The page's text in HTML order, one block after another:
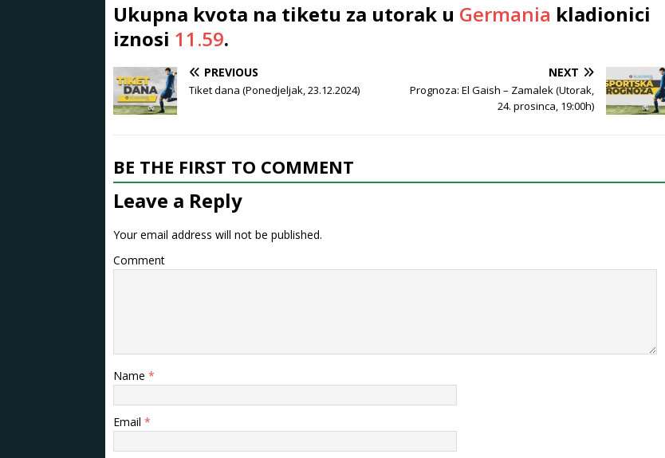
Ukupna kvota na tiketu za utorak u Germania kladionici
iznosi 11.59.
PREVIOUS
Tiket dana (Ponedjeljak, 23.12.2024)
NEXT
Prognoza: El Gaish – Zamalek (Utorak,
24. prosinca, 19:00h)
BE THE FIRST TO COMMENT
Leave a Reply
Your email address will not be published.
Comment
Name *
Email *